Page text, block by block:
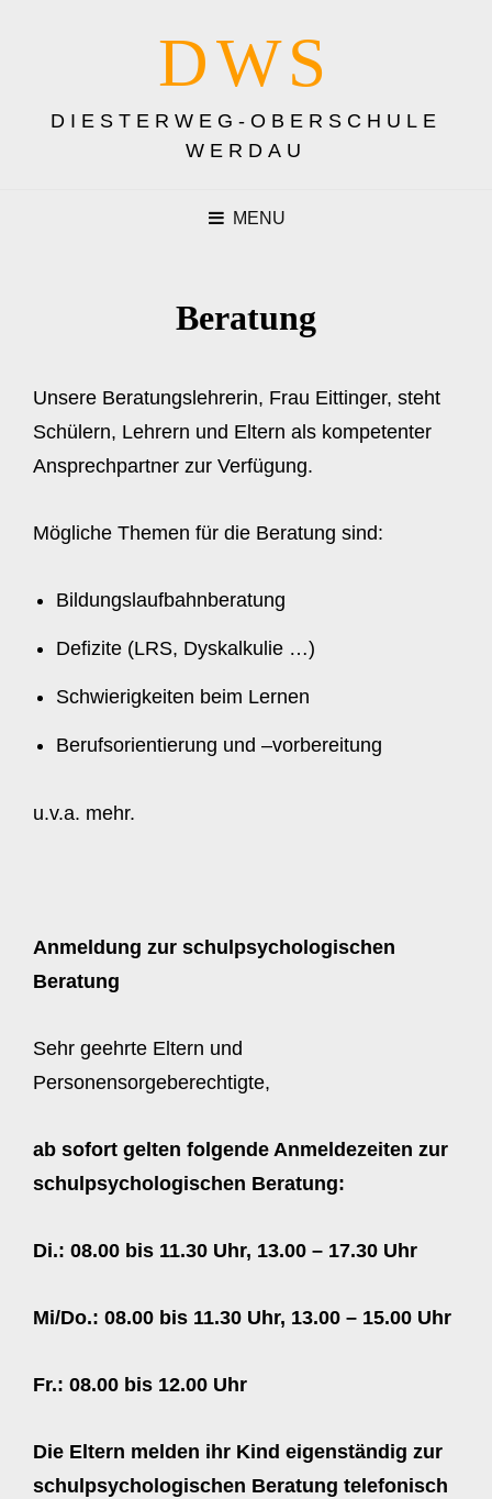
DWS
DIESTERWEG-OBERSCHULE
WERDAU
MENU
Beratung
Unsere Beratungslehrerin, Frau Eittinger, steht
Schülern, Lehrern und Eltern als kompetenter
Ansprechpartner zur Verfügung.
Mögliche Themen für die Beratung sind:
Bildungslaufbahnberatung
Defizite (LRS, Dyskalkulie …)
Schwierigkeiten beim Lernen
Berufsorientierung und –vorbereitung
u.v.a. mehr.
Anmeldung zur schulpsychologischen
Beratung
Sehr geehrte Eltern und
Personensorgeberechtigte,
ab sofort gelten folgende Anmeldezeiten zur
schulpsychologischen Beratung:
Di.: 08.00 bis 11.30 Uhr, 13.00 – 17.30 Uhr
Mi/Do.: 08.00 bis 11.30 Uhr, 13.00 – 15.00 Uhr
Fr.: 08.00 bis 12.00 Uhr
Die Eltern melden ihr Kind eigenständig zur
schulpsychologischen Beratung telefonisch